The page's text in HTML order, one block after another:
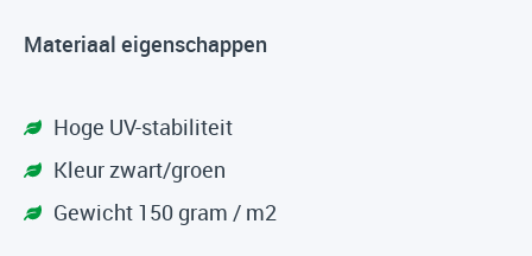
Materiaal eigenschappen
Hoge UV-stabiliteit
Kleur zwart/groen
Gewicht 150 gram / m2